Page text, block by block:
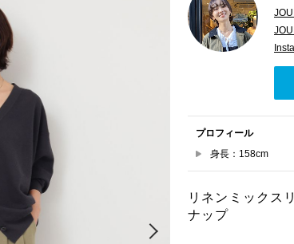
Next
プロフィール
身長：158cm
リネンミックス
ナップ